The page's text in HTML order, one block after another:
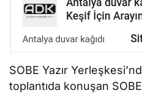
SOBE Yazır
toplantıda konuşan